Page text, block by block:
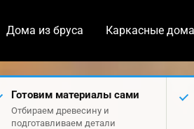
Дома из бруса Каркасные дома
Готовим материалы сами
Отбираем древесину и
подготавливаем детали